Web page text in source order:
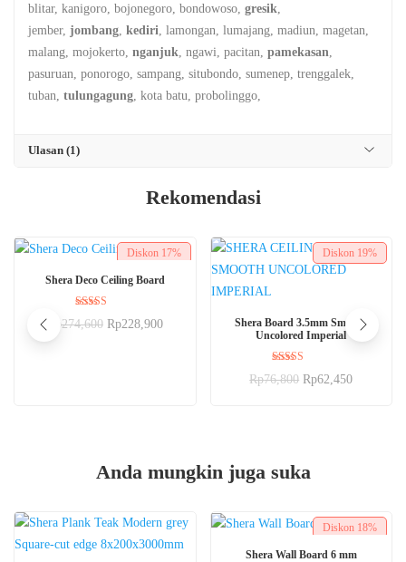
blitar, kanigoro, bojonegoro, bondowoso, gresik
jember, jombang kediri , lamongan, lumajang, madiun, magetan,
malang, mojokerto, nganjuk , ngawi, pacitan, pamekasan
pasuruan, ponorogo, sampang, situbondo, sumenep, trenggalek,
tuban, tulungagung , kota batu, probolinggo,
Ulasan (1)
Rekomendasi
Diskon 17%
Shera Deco Ceiling Board
Dinilai
5.00
Rp274,600 Rp228,900
Diskon 19%
Shera Board 3.5mm Smooth
Uncolored Imperial
Dinilai
5.00
Rp76,800 Rp62,450
Anda mungkin juga suka
Diskon 18%
Shera Wall Board 6 mm